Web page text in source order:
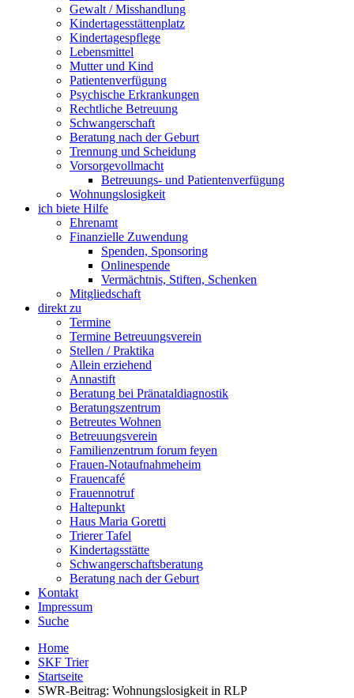
Gewalt / Misshandlung
Kindertagesstättenplatz
Kindertagespflege
Lebensmittel
Mutter und Kind
Patientenverfügung
Psychische Erkrankungen
Rechtliche Betreuung
Schwangerschaft
Beratung nach der Geburt
Trennung und Scheidung
Vorsorgevollmacht
Betreuungs- und Patientenverfügung
Wohnungslosigkeit
ich biete Hilfe
Ehrenamt
Finanzielle Zuwendung
Spenden, Sponsoring
Onlinespende
Vermächtnis, Stiften, Schenken
Mitgliedschaft
direkt zu
Termine
Termine Betreuungsverein
Stellen / Praktika
Allein erziehend
Annastift
Beratung bei Pränataldiagnostik
Beratungszentrum
Betreutes Wohnen
Betreuungsverein
Familienzentrum forum feyen
Frauen-Notaufnahmeheim
Frauencafé
Frauennotruf
Haltepunkt
Haus Maria Goretti
Trierer Tafel
Kindertagsstätte
Schwangerschaftsberatung
Beratung nach der Geburt
Kontakt
Impressum
Suche
Home
SKF Trier
Startseite
SWR-Beitrag: Wohnungslosigkeit in RLP